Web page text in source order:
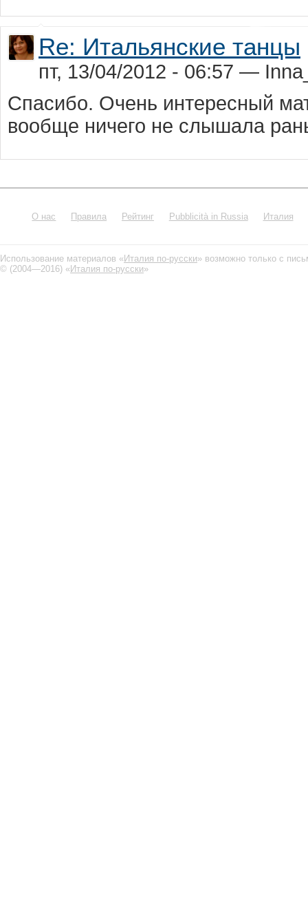
Re: Итальянские танцы
пт, 13/04/2012 - 06:57 —
Спасибо. Очень интересный
вообще ничего не слышала
О нас Правила Рейтинг Pubblicità in Russia Италия
Использование материалов «Италия по-русски» возможно только с
© (2004—2016) «Италия по-русски»